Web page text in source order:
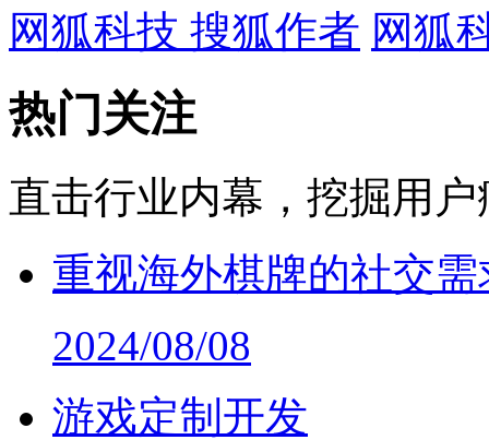
网狐科技 搜狐作者 网狐
热门关注
直击行业内幕，挖掘用
重视海外棋牌的社交需
2024/08/08
游戏定制开发